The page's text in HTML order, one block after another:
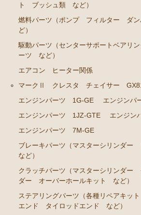
エンジンパーツ 1JZ-GE JZX90
エンジンパーツ 2J-GE JZX91
クラッチパーツ（マスターシリン
ーズシリンダー オーバーホールキ
マークⅡ クレスタ チェイサー
エンジンパーツ 2JZ-GE JZX101
エンジンパーツ 1G-FE GX100
クラッチパーツ（マスターシリン
ーズシリンダー オーバーホールキ
クラウン GS110 MS110 MS112
エンジンパーツ 5M-GEU
エンジンパーツ 5Ｍ-EU
ト ブッシュ類 など）
燃料パーツ（ポンプ フィルター ダン
ど）
駆動パーツ（センターサポートベアリ
ーツ など）
エアコン ヒーター関係
マークⅡ クレスタ チェイサー
エンジンパーツ 1G-GE
エンジン
エンジンパーツ 1JZ-GTE
エンジン
エンジンパーツ 7M-GE
ブレーキパーツ（マスターシリンダ
など）
クラッチパーツ（マスターシリンダー
ダー オーバーホールキット など）
ステアリングパーツ（各種リペアキッ
エンド タイロッドエンド など）